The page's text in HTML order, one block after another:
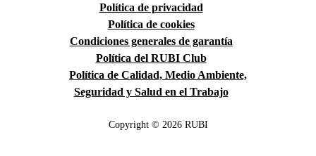
Política de privacidad
Política de cookies
Condiciones generales de garantía
Política del RUBI Club
Política de Calidad, Medio Ambiente,
Seguridad y Salud en el Trabajo
Copyright © 2026 RUBI